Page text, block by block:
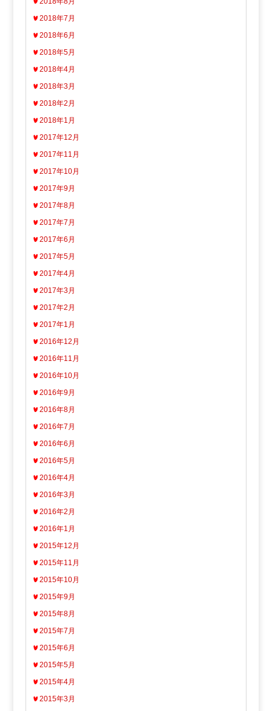
2018年7月
2018年6月
2018年5月
2018年4月
2018年3月
2018年2月
2018年1月
2017年12月
2017年11月
2017年10月
2017年9月
2017年8月
2017年7月
2017年6月
2017年5月
2017年4月
2017年3月
2017年2月
2017年1月
2016年12月
2016年11月
2016年10月
2016年9月
2016年8月
2016年7月
2016年6月
2016年5月
2016年4月
2016年3月
2016年2月
2016年1月
2015年12月
2015年11月
2015年10月
2015年9月
2015年8月
2015年7月
2015年6月
2015年5月
2015年4月
2015年3月